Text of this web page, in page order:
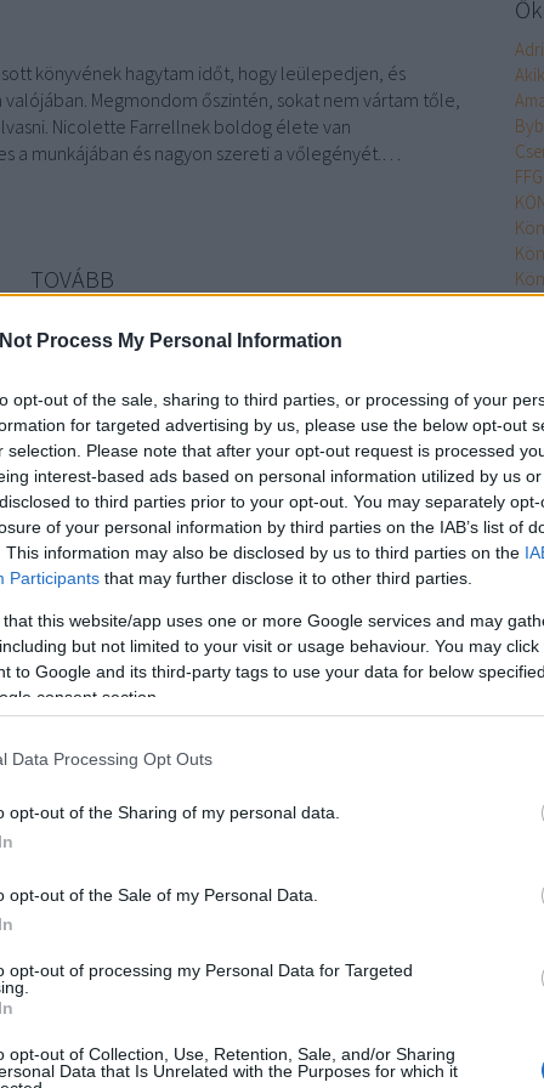
Process My Personal Information
opt-out of the sale, sharing to third parties, or processing of your
for targeted advertising by us, please use the below opt-out
selection. Please note that after your opt-out request is processed
interest-based ads based on personal information utilized by us
to third parties prior to your opt-out. You may separately
of your personal information by third parties on the IAB’s list of
This information may also be disclosed by us to third parties on the
Participants that may further disclose it to other third parties.
that this website/app uses one or more Google services and may
but not limited to your visit or usage behaviour. You may
to Google and its third-party tags to use your data for below
consent section.
Data Processing Opt Outs
opt-out of the Sharing of my personal data.
opt-out of the Sale of my Personal Data.
opt-out of processing my Personal Data for Targeted
opt-out of Collection, Use, Retention, Sale, and/or Sharing
Data that Is Unrelated with the Purposes for which it
könyvének hagytam időt, hogy leülepedjen, és
Megmondom őszintén, sokat nem vártam tőle,
Nicolette ​​Farrellnek boldog élete van
a munkájában és nagyon szereti a vőlegényét.…
TOVÁBB
tollából kortárs, magyar krimi. Örvendezett a lelkem, és
nyitottam ki a kötetet..... Alig ​​pár év telt el
legbrutálisabb gyilkosságsorozata óta, most mégis egy
néz szembe az Országos…
könyv krimi revans atlantic press
világvége előtt (Az utolsó
11/